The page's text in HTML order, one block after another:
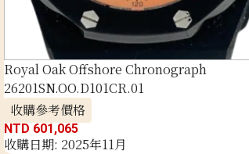
Royal Oak Offshore Chronograph
26201SN.OO.D101CR.01
收購參考價格
NTD 601,065
收購日期: 2025年11月